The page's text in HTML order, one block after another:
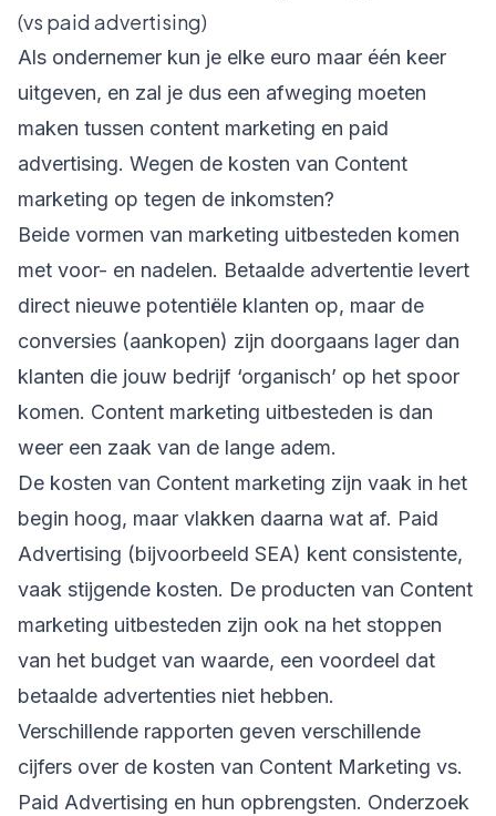
(vs paid advertising)
Als ondernemer kun je elke euro maar één keer
uitgeven, en zal je dus een afweging moeten
maken tussen content marketing en paid
advertising. Wegen de kosten van Content
marketing op tegen de inkomsten?
Beide vormen van marketing uitbesteden komen
met voor- en nadelen. Betaalde advertentie levert
direct nieuwe potentiële klanten op, maar de
conversies (aankopen) zijn doorgaans lager dan
klanten die jouw bedrijf ‘organisch’ op het spoor
komen. Content marketing uitbesteden is dan
weer een zaak van de lange adem.
De kosten van Content marketing zijn vaak in het
begin hoog, maar vlakken daarna wat af. Paid
Advertising (bijvoorbeeld SEA) kent consistente,
vaak stijgende kosten. De producten van Content
marketing uitbesteden zijn ook na het stoppen
van het budget van waarde, een voordeel dat
betaalde advertenties niet hebben.
Verschillende rapporten geven verschillende
cijfers over de kosten van Content Marketing vs.
Paid Advertising en hun opbrengsten. Onderzoek